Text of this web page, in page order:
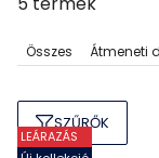
Összes Átmeneti
SZŰRŐK
LEÁRAZÁS